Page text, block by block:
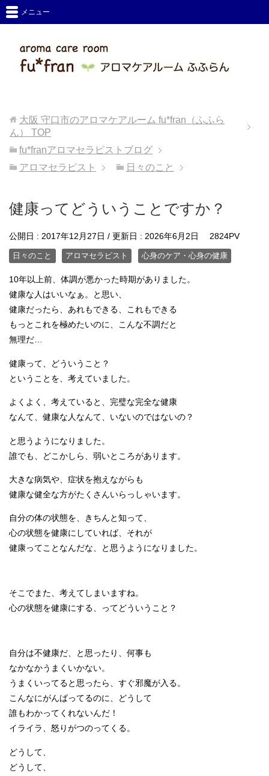
メニュー
大阪 守口市のアロマケアルーム fu*fran（ふふら
ん）
TOP
fu*franアロマセラピストブログ
アロマセラピスト
日々のこと
健康ってどういうことですか？
公開日 : 2017年12月27日 / 更新日 : 2026年6月2日 2824PV
日々のこと アロマセラピスト 心身のケア・心身の健康
10年以上前、体調が悪かった時期がありました。
健康な人はいいなぁ。と思い、
健康だったら、あれもできる、これもできる
もっとこれを極めたいのに、こんな不調だと
無理だ…
健康って、どういうこと？
ということを、考えていました。
よくよく、考えていると、完璧な完全な健康
なんて、健康な人なんて、いないのではないの？
と思うようになりました。
誰でも、どこかしら、弱いところがあります。
大きな病気や、症状を抱えながらも
健康な健全な方がたくさんいらっしゃいます。
自分の体の状態を、きちんと知って、
心の状態を健康にしていれば、それが
健康ってことなんだな、と思うようになりました。
そこでまた、考えてしまいますね。
心の状態を健康にする、ってどういうこと？
自分は不健康だ、と思ったり、何事も
なかなかうまくいかない。
うまくいってると思ったら、すぐ邪魔が入る。
こんなにがんばってるのに、どうして
誰もわかってくれないんだ！
イライラ、怒りがつのってくる。
どうして、
どうして、